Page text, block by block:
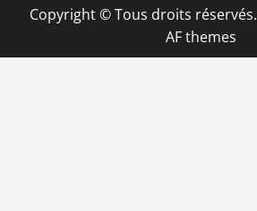
Copyright © Tous droits réservés.
AF themes